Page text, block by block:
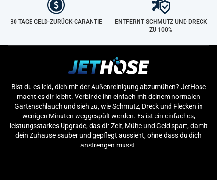
30 TAGE GELD-ZURÜCK-GARANTIE
ENTFERNT SCHMUTZ UND DRECK
ZU 100%
Bist du es leid, dich mit der Außenreinigung abzumühen? JetHose
macht es dir leicht. Verbinde ihn einfach mit deinem normalen
Gartenschlauch und sieh zu, wie Schmutz, Dreck und Flecken in
wenigen Minuten weggespült werden. Es ist ein einfaches,
leistungsstarkes Upgrade, das dir Zeit, Mühe und Geld spart, damit
dein Zuhause sauber und gepflegt aussieht, ohne dass du dich
anstrengen musst.